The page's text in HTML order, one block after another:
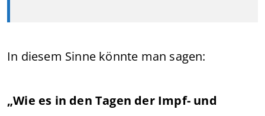
In diesem Sinne könnte man sagen:
„Wie es in den Tagen der Impf- und